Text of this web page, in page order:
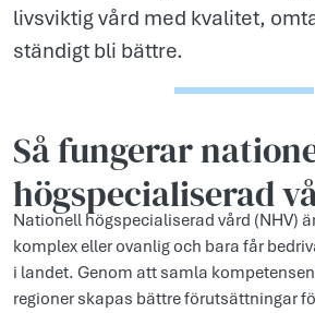
livsviktig vård med kvalitet,
ständigt bli bättre.
Så fungerar
högspecialiserad
Nationell högspecialiserad vård (NHV)
komplex eller ovanlig och bara får
i landet. Genom att samla
regioner skapas bättre förutsättningar